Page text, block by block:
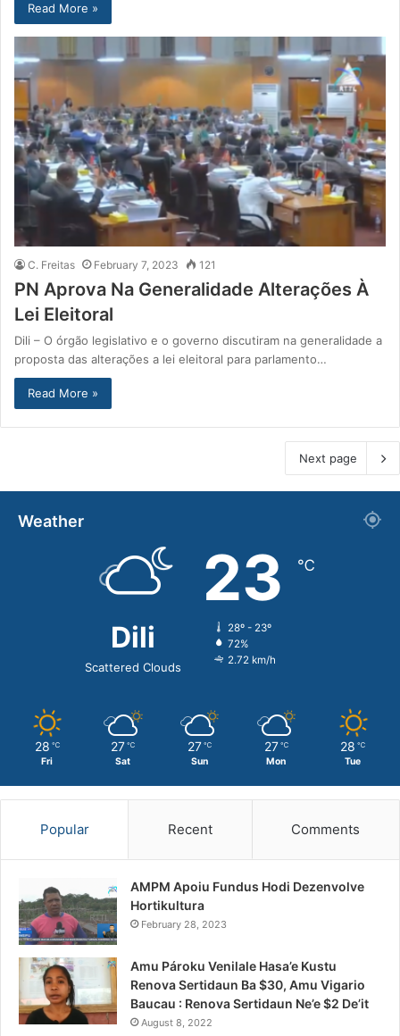
Read More »
C. Freitas February 7, 2023 121
PN Aprova Na Generalidade Alterações À
Lei Eleitoral
Dili – O órgão legislativo e o governo discutiram na generalidade a
proposta das alterações a lei eleitoral para parlamento…
Read More »
Next page
Weather
Dili
Scattered Clouds
23 ℃
28º - 23º
72%
2.72 km/h
28 ℃
Fri
27 ℃
Sat
27 ℃
Sun
27 ℃
Mon
28 ℃
Tue
Popular Recent Comments
AMPM Apoiu Fundus Hodi Dezenvolve
Hortikultura
February 28, 2023
Amu Pároku Venilale Hasa’e Kustu
Renova Sertidaun Ba $30, Amu Vigario
Baucau : Renova Sertidaun Ne’e $2 De’it
August 8, 2022